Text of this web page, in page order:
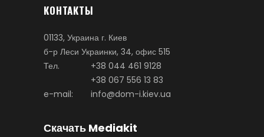
КОНТАКТЫ
01133, Украина г. Киев
б-р Леси Украинки, 34, офис 515
Тел.
+38 044 461 9128
+38 067 556 13 83
e-mail:
info@dom-i.kiev.ua
Скачать Mediakit